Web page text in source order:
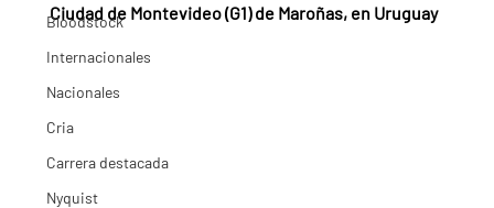
Bloodstock
Internacionales
Nacionales
Cria
Carrera destacada
Nyquist
Ciudad de Montevideo (G1) de Maroñas, en Uruguay